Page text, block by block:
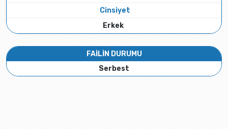
Cinsiyet
Erkek
FAİLİN DURUMU
Serbest